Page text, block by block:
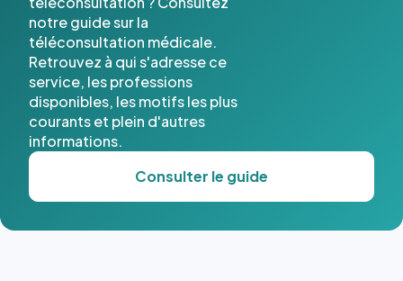
notre guide sur la
téléconsultation médicale.
Retrouvez à qui s'adresse ce
service, les professions
disponibles, les motifs les plus
courants et plein d'autres
informations.
Consulter le guide